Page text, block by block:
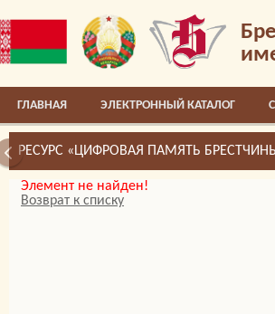
ГЛАВНАЯ ЭЛЕКТРОННЫЙ КАТАЛОГ
РЕСУРС «ЦИФРОВАЯ ПАМЯТЬ
Элемент не найден!
Возврат к списку